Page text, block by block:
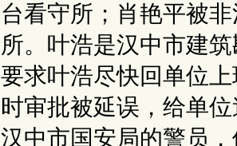
台看守所；肖艳平被
所。叶浩是汉中市建
要求叶浩尽快回单位
时审批被延误，给单
汉中市国安局的警员